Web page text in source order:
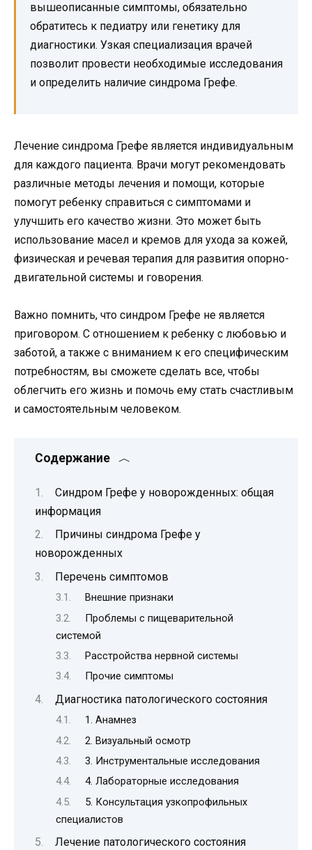
вышеописанные симптомы, обязательно
обратитесь к педиатру или генетику для
диагностики. Узкая специализация врачей
позволит провести необходимые исследования
и определить наличие синдрома Грефе.
Лечение синдрома Грефе является индивидуальным
для каждого пациента. Врачи могут рекомендовать
различные методы лечения и помощи, которые
помогут ребенку справиться с симптомами и
улучшить его качество жизни. Это может быть
использование масел и кремов для ухода за кожей,
физическая и речевая терапия для развития опорно-
двигательной системы и говорения.
Важно помнить, что синдром Грефе не является
приговором. С отношением к ребенку с любовью и
заботой, а также с вниманием к его специфическим
потребностям, вы сможете сделать все, чтобы
облегчить его жизнь и помочь ему стать счастливым
и самостоятельным человеком.
Содержание
Синдром Грефе у новорожденных: общая
информация
Причины синдрома Грефе у
новорожденных
Перечень симптомов
Внешние признаки
Проблемы с пищеварительной
системой
Расстройства нервной системы
Прочие симптомы
Диагностика патологического состояния
1. Анамнез
2. Визуальный осмотр
3. Инструментальные исследования
4. Лабораторные исследования
5. Консультация узкопрофильных
специалистов
Лечение патологического состояния